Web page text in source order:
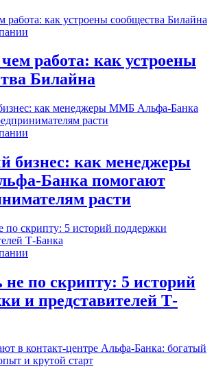
работа: как устроены
Билайна
бизнес: как менеджеры
Банка помогают
расти
по скрипту: 5 историй
и представителей Т-